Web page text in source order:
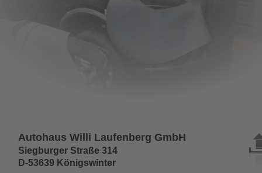
Autohaus Willi Laufenberg GmbH
Siegburger Straße 314
D-53639 Königswinter